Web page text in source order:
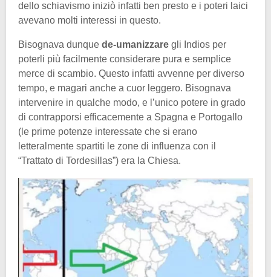
dello schiavismo iniziò infatti ben presto e i poteri laici
avevano molti interessi in questo.
Bisognava dunque de-umanizzare gli Indios per
poterli più facilmente considerare pura e semplice
merce di scambio. Questo infatti avvenne per diverso
tempo, e magari anche a cuor leggero. Bisognava
intervenire in qualche modo, e l’unico potere in grado
di contrapporsi efficacemente a Spagna e Portogallo
(le prime potenze interessate che si erano
letteralmente spartiti le zone di influenza con il
“Trattato di Tordesillas”) era la Chiesa.